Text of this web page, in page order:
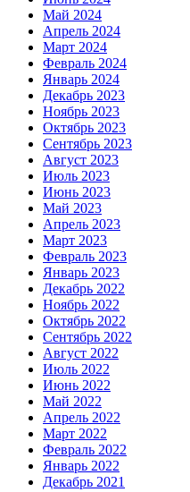
Май 2024
Апрель 2024
Март 2024
Февраль 2024
Январь 2024
Декабрь 2023
Ноябрь 2023
Октябрь 2023
Сентябрь 2023
Август 2023
Июль 2023
Июнь 2023
Май 2023
Апрель 2023
Март 2023
Февраль 2023
Январь 2023
Декабрь 2022
Ноябрь 2022
Октябрь 2022
Сентябрь 2022
Август 2022
Июль 2022
Июнь 2022
Май 2022
Апрель 2022
Март 2022
Февраль 2022
Январь 2022
Декабрь 2021